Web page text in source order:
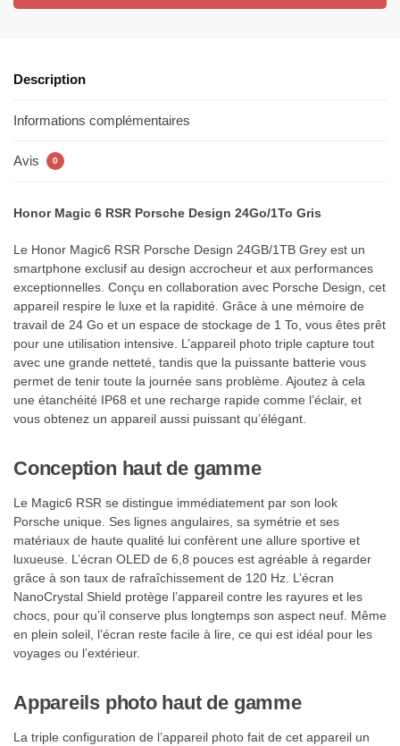
Description
Informations complémentaires
Avis 0
Honor Magic 6 RSR Porsche Design 24Go/1To Gris
Le Honor Magic6 RSR Porsche Design 24GB/1TB Grey est un
smartphone exclusif au design accrocheur et aux performances
exceptionnelles. Conçu en collaboration avec Porsche Design, cet
appareil respire le luxe et la rapidité. Grâce à une mémoire de
travail de 24 Go et un espace de stockage de 1 To, vous êtes prêt
pour une utilisation intensive. L’appareil photo triple capture tout
avec une grande netteté, tandis que la puissante batterie vous
permet de tenir toute la journée sans problème. Ajoutez à cela
une étanchéité IP68 et une recharge rapide comme l’éclair, et
vous obtenez un appareil aussi puissant qu’élégant.
Conception haut de gamme
Le Magic6 RSR se distingue immédiatement par son look
Porsche unique. Ses lignes angulaires, sa symétrie et ses
matériaux de haute qualité lui confèrent une allure sportive et
luxueuse. L’écran OLED de 6,8 pouces est agréable à regarder
grâce à son taux de rafraîchissement de 120 Hz. L’écran
NanoCrystal Shield protège l’appareil contre les rayures et les
chocs, pour qu’il conserve plus longtemps son aspect neuf. Même
en plein soleil, l’écran reste facile à lire, ce qui est idéal pour les
voyages ou l’extérieur.
Appareils photo haut de gamme
La triple configuration de l’appareil photo fait de cet appareil un